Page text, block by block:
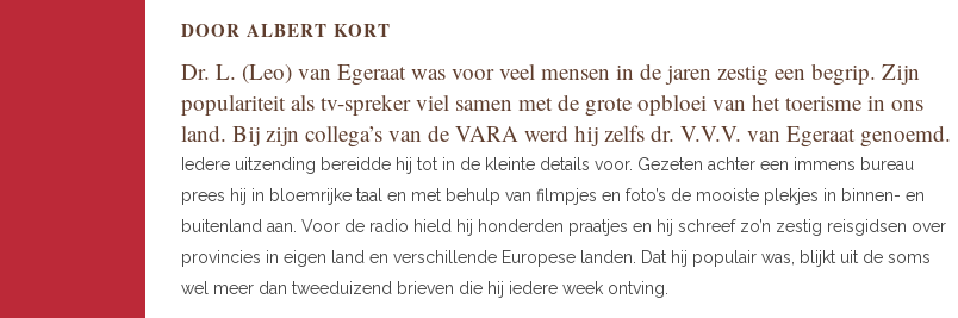
DOOR ALBERT KORT
Dr. L. (Leo) van Egeraat was voor veel mensen in de jaren zestig een begrip. Zijn
populariteit als tv-spreker viel samen met de grote opbloei van het toerisme in ons
land. Bij zijn collega’s van de VARA werd hij zelfs dr. V.V.V. van Egeraat genoemd.
Iedere uitzending bereidde hij tot in de kleinte details voor. Gezeten achter een immens bureau
prees hij in bloemrijke taal en met behulp van filmpjes en foto’s de mooiste plekjes in binnen- en
buitenland aan. Voor de radio hield hij honderden praatjes en hij schreef zo’n zestig reisgidsen over
provincies in eigen land en verschillende Europese landen. Dat hij populair was, blijkt uit de soms
wel meer dan tweeduizend brieven die hij iedere week ontving.